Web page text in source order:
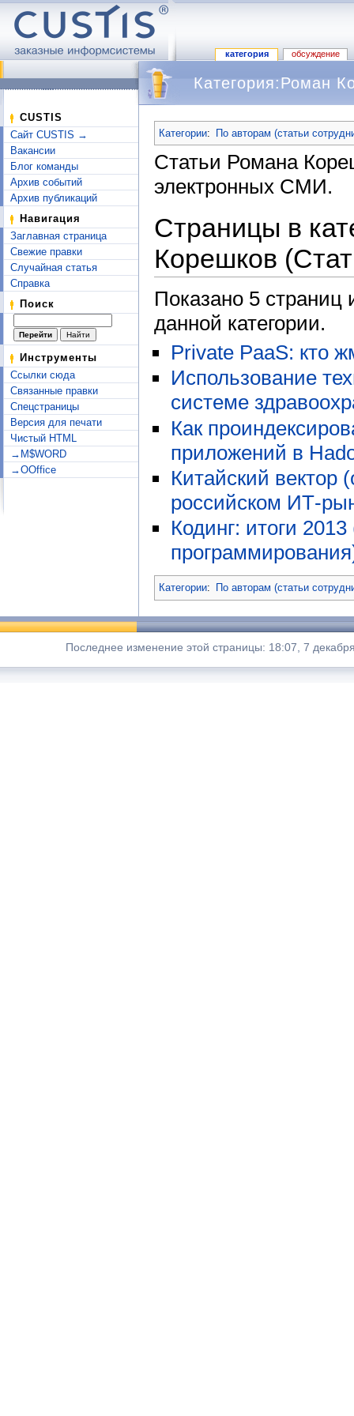
категория обсуждение
CUSTIS
Сайт CUSTIS →
Вакансии
Блог команды
Архив событий
Архив публикаций
Навигация
Заглавная страница
Свежие правки
Случайная статья
Справка
Поиск
Инструменты
Ссылки сюда
Связанные правки
Спецстраницы
Версия для печати
Чистый HTML
→M$WORD
→OOffice
Категория:Роман
Категории: По авторам (статьи
Статьи Романа
электронных СМИ.
Страницы в
Корешков
Показано 5 страниц
данной категории.
Private PaaS: кто
Использование
системе
Как
приложений в
Китайский вектор
российском ИТ-
Кодинг: итоги
Категории: По авторам (статьи
Последнее изменение этой страницы: 18:07, 7